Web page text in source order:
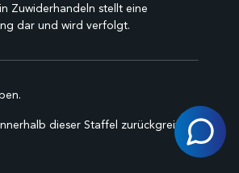
Zuwiderhandeln stellt eine
dar und wird verfolgt.
dieser Staffel zurückgreifen.